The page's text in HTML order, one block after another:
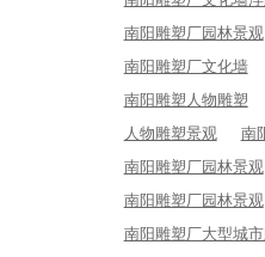
南阳雕塑厂园林景观
南阳雕塑厂文化墙
南阳雕塑人物雕塑
人物雕塑景观
南
南阳雕塑厂园林景观
南阳雕塑厂园林景观
南阳雕塑厂大型城